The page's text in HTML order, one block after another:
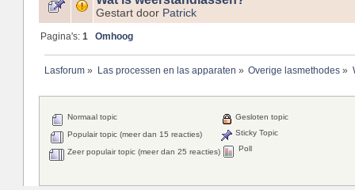
Gestart door Patrick
Pagina's:1 Omhoog
Lasforum» Las processen en las apparaten » Overige lasmethodes »
Normaal topic
Populair topic (meer dan 15 reacties)
Zeer populair topic (meer dan 25 reacties)
Gesloten topic
Sticky Topic
Poll